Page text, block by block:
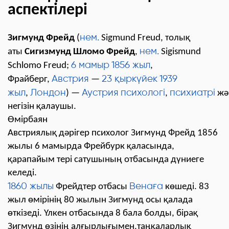
аспектілері
Зигмунд Фрейд (нем. Sigmund Freud, толық
аты Сигизмунд Шломо Фрейд, нем. Sigismund
Schlomo Freud; 6 мамыр1856 жыл,
Фрайберг, Австрия — 23 қыркүйек1939
жыл, Лондон) — Аустрия психологі, психиатрі
негізін қалаушы.
Өмірбаян
Австриялық дәрігер психолог Зигмунд Фрейд 1856
жылы 6 мамырда Фрейбурк қаласында,
қарапайым тері сатушының отбасында дүниеге
келеді.
1860 жылы Фрейдтер отбасы Венаға көшеді. 83
жыл өмірінің 80 жылын Зигмунд осы қалада
өткізеді. Үлкен отбасында 8 бала болды, бірақ
Зигмунд өзінің алғырлығымен,таңқаларлық